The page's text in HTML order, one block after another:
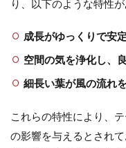
り、以下のような特性が
成長がゆっくりで安
空間の気を浄化し、
細長い葉が風の流れ
これらの特性により、
の影響を与えるとされ